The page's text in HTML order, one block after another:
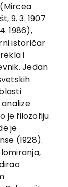
(Mircea
9. 3. 1907
1986),
istoričar
i
Jedan
je filozofiju
je
(1928).